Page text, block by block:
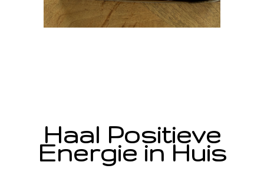
Haal Positieve
Energie in Huis